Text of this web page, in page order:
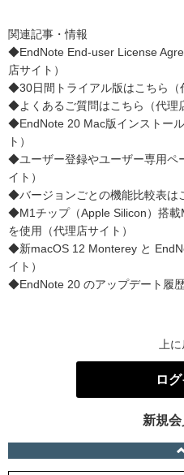
関連記事・情報
◆EndNote End-user License
店サイト）
◆30日間トライアル版はこちら（
◆よくあるご質問はこちら（代理
◆EndNote 20 Mac版インストー
ト）
◆ユーザー登録やユーザー専用ペ
イト）
◆バージョンごとの機能比較表は
◆M1チップ（Apple Silicon）搭
を使用（代理店サイト）
◆新macOS 12 Monterey と
イト）
◆EndNote 20 のアップデート履
上に
ロ
新規